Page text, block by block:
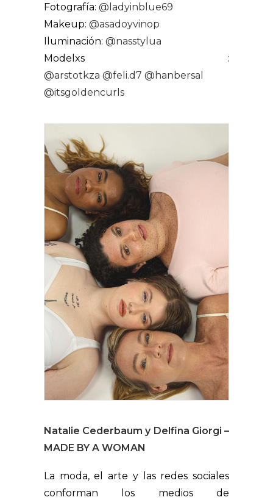
Fotografía: @ladyinblue69
Makeup: @asadoyvinop
Iluminación: @nasstylua
Modelxs :
@arstotkza @feli.d7 @hanbersal
@itsgoldencurls
Natalie Cederbaum y Delfina Giorgi –
MADE BY A WOMAN
La moda, el arte y las redes sociales
conforman los medios de